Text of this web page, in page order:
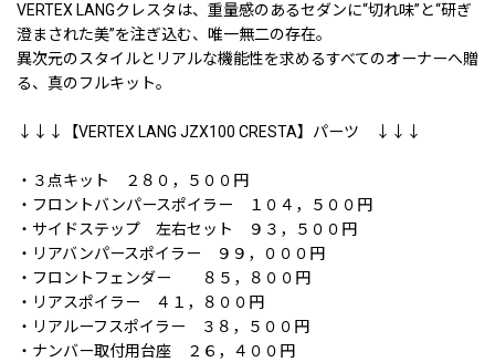
VERTEX LANGクレスタは、重量感のあるセダンに“切れ味”と“研ぎ
澄まされた美”を注ぎ込む、唯一無二の存在。
異次元のスタイルとリアルな機能性を求めるすべてのオーナーへ贈
る、真のフルキット。
↓↓↓【VERTEX LANG JZX100 CRESTA】パーツ ↓↓↓
・３点キット ２８０，５００円
・フロントバンパースポイラー １０４，５００円
・サイドステップ 左右セット ９３，５００円
・リアバンパースポイラー ９９，０００円
・フロントフェンダー ８５，８００円
・リアスポイラー ４１，８００円
・リアルーフスポイラー ３８，５００円
・ナンバー取付用台座 ２６，４００円